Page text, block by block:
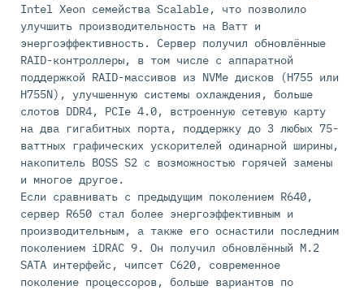
Intel Xeon семейства Scalable, что позволило
улучшить производительность на Ватт и
энергоэффективность. Сервер получил обновлённые
RAID-контроллеры, в том числе с аппаратной
поддержкой RAID-массивов из NVMe дисков (H755 или
H755N), улучшенную системы охлаждения, больше
слотов DDR4, PCIe 4.0, встроенную сетевую карту
на два гигабитных порта, поддержку до 3 любых 75-
ваттных графических ускорителей одинарной ширины,
накопитель BOSS S2 c возможностью горячей замены
и многое другое.
Если сравнивать с предыдущим поколением R640,
сервер R650 стал более энергоэффективным и
производительным, а также его оснастили последним
поколением iDRAC 9. Он получил обновлённый M.2
SATA интерфейс, чипсет C620, современное
поколение процессоров, больше вариантов по